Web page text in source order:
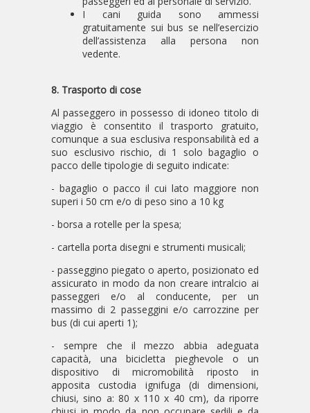
I cani guida sono ammessi
gratuitamente sui bus se nell’esercizio
dell’assistenza alla persona non
vedente.
8. Trasporto di cose
Al passeggero in possesso di idoneo titolo di
viaggio è consentito il trasporto gratuito,
comunque a sua esclusiva responsabilità ed a
suo esclusivo rischio, di 1 solo bagaglio o
pacco delle tipologie di seguito indicate:
- bagaglio o pacco il cui lato maggiore non
superi i 50 cm e/o di peso sino a 10 kg
- borsa a rotelle per la spesa;
- cartella porta disegni e strumenti musicali;
- passeggino piegato o aperto, posizionato ed
assicurato in modo da non creare intralcio ai
passeggeri e/o al conducente, per un
massimo di 2 passeggini e/o carrozzine per
bus (di cui aperti 1);
- sempre che il mezzo abbia adeguata
capacità, una bicicletta pieghevole o un
dispositivo di micromobilità riposto in
apposita custodia ignifuga (di dimensioni,
chiusi, sino a: 80 x 110 x 40 cm), da riporre